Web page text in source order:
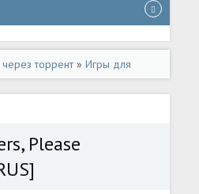
торрент»Игры для
Vita
Please